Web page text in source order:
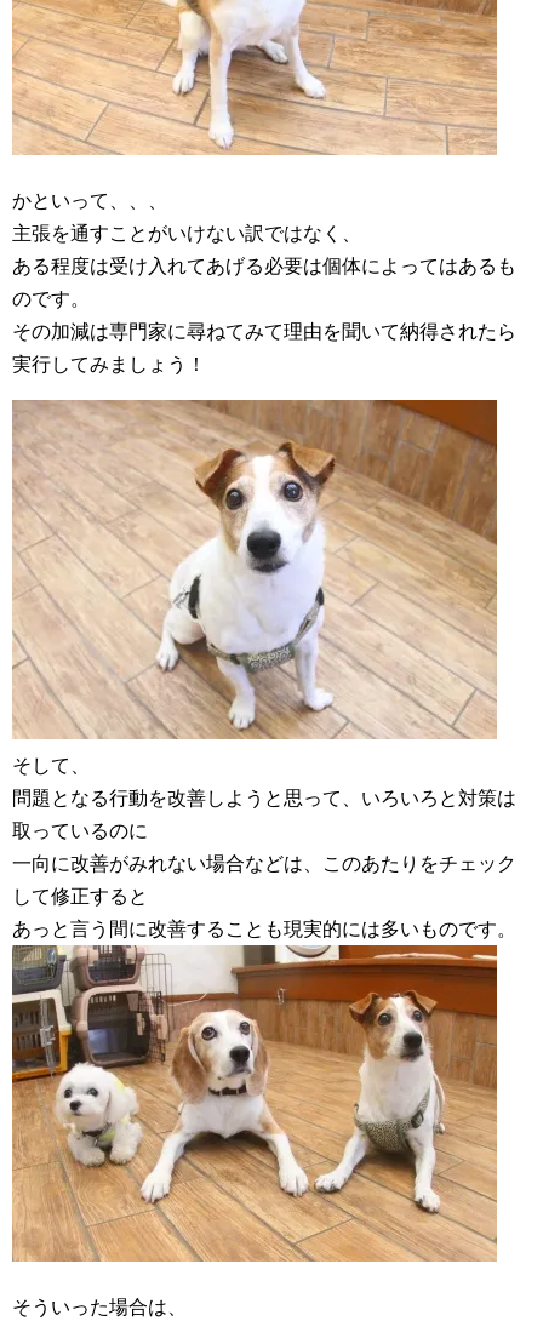
かといって、、、
主張を通すことがいけない訳ではなく、
ある程度は受け入れてあげる必要は個体によってはあるも
のです。
その加減は専門家に尋ねてみて理由を聞いて納得されたら
実行してみましょう！
そして、
問題となる行動を改善しようと思って、いろいろと対策は
取っているのに
一向に改善がみれない場合などは、このあたりをチェック
して修正すると
あっと言う間に改善することも現実的には多いものです。
そういった場合は、